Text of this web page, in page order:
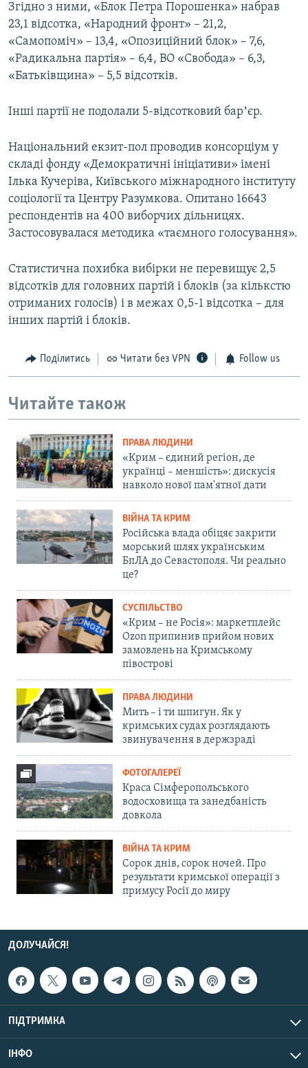
Згідно з ними, «Блок Петра Порошенка» набрав
23,1 відсотка, «Народний фронт» – 21,2,
«Самопоміч» – 13,4, «Опозиційний блок» – 7,6,
«Радикальна партія» – 6,4, ВО «Свобода» – 6,3,
«Батьківщина» – 5,5 відсотків.
Інші партії не подолали 5-відсотковий барʼєр.
Національний екзит-пол проводив консорціум у
складі фонду «Демократичні ініціативи» імені
Ілька Кучеріва, Київського міжнародного інституту
соціології та Центру Разумкова. Опитано 16643
респондентів на 400 виборчих дільницях.
Застосовувалася методика «таємного голосування».
Статистична похибка вибірки не перевищує 2,5
відсотків для головних партій і блоків (за кількстю
отриманих голосів) і в межах 0,5-1 відсотка – для
інших партій і блоків.
Поділитись Читати без VPN Follow us
Читайте також
ПРАВА ЛЮДИНИ
«Крим – єдиний регіон, де
українці – меншість»: дискусія
навколо нової пам'ятної дати
ВІЙНА ТА КРИМ
Російська влада обіцяє закрити
морський шлях українським
БпЛА до Севастополя. Чи реально
це?
СУСПІЛЬСТВО
«Крим – не Росія»: маркетплейс
Ozon припинив прийом нових
замовлень на Кримському
півострові
ПРАВА ЛЮДИНИ
Мить – і ти шпигун. Як у
кримських судах розглядають
звинувачення в держзраді
ФОТОГАЛЕРЕЇ
Краса Сімферопольського
водосховища та занедбаність
довкола
ВІЙНА ТА КРИМ
Сорок днів, сорок ночей. Про
результати кримської операції з
примусу Росії до миру
ДОЛУЧАЙСЯ!
ПІДТРИМКА
ІНФО